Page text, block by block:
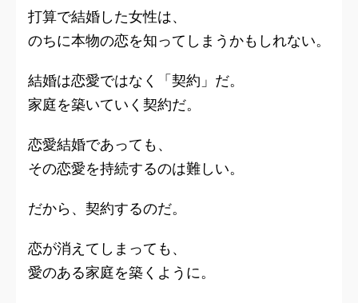
打算で結婚した女性は、
のちに本物の恋を知ってしまうかもしれない。
結婚は恋愛ではなく 「契約」 だ。
家庭を築いていく契約だ。
恋愛結婚であっても、
その恋愛を持続するのは難しい。
だから、契約するのだ。
恋が消えてしまっても、
愛のある家庭を築くように。